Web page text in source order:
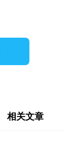
相关文章